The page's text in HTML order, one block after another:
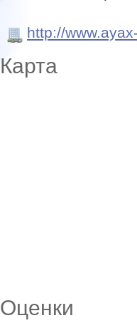
http://
Карта
Оценки